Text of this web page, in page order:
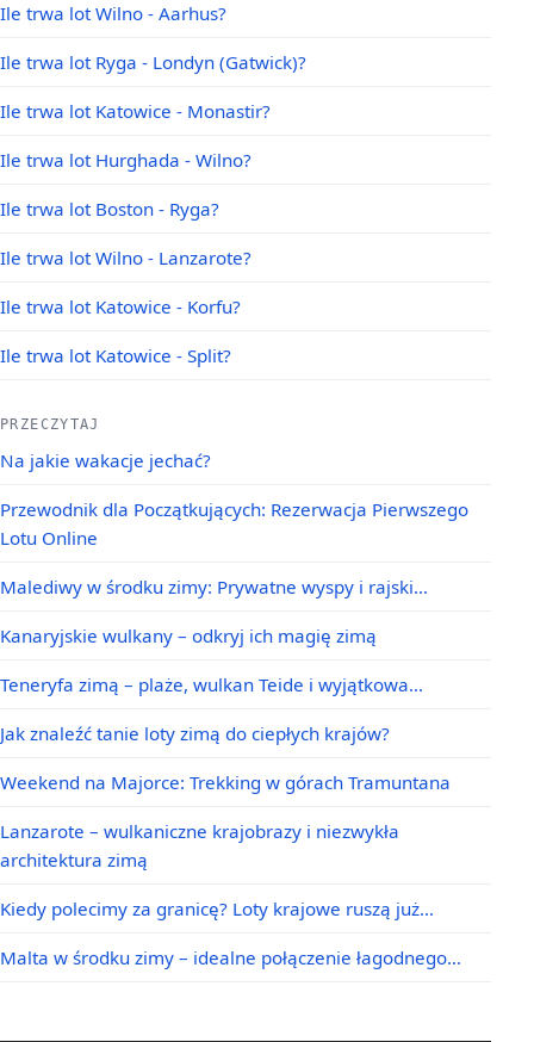
Ile trwa lot Wilno - Aarhus?
Ile trwa lot Ryga - Londyn (Gatwick)?
Ile trwa lot Katowice - Monastir?
Ile trwa lot Hurghada - Wilno?
Ile trwa lot Boston - Ryga?
Ile trwa lot Wilno - Lanzarote?
Ile trwa lot Katowice - Korfu?
Ile trwa lot Katowice - Split?
PRZECZYTAJ
Na jakie wakacje jechać?
Przewodnik dla Początkujących: Rezerwacja Pierwszego
Lotu Online
Malediwy w środku zimy: Prywatne wyspy i rajski…
Kanaryjskie wulkany – odkryj ich magię zimą
Teneryfa zimą – plaże, wulkan Teide i wyjątkowa…
Jak znaleźć tanie loty zimą do ciepłych krajów?
Weekend na Majorce: Trekking w górach Tramuntana
Lanzarote – wulkaniczne krajobrazy i niezwykła
architektura zimą
Kiedy polecimy za granicę? Loty krajowe ruszą już…
Malta w środku zimy – idealne połączenie łagodnego…